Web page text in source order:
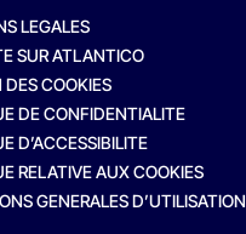
LEGALES
SUR ATLANTICO
DES COOKIES
DE CONFIDENTIALITE
D’ACCESSIBILITE
RELATIVE AUX COOKIES
GENERALES D’UTILISATION